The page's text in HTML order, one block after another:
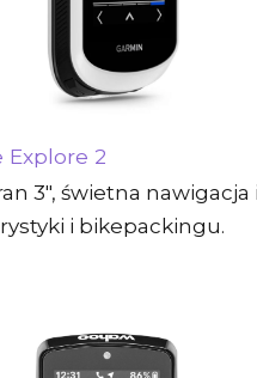
Explore 2
3″, świetna nawigacja
i bikepackingu.